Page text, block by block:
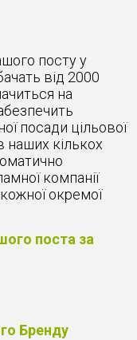
посту у
від 2000
на
посади цільової
наших кількох
компанії
окремої
поста за
Бренду